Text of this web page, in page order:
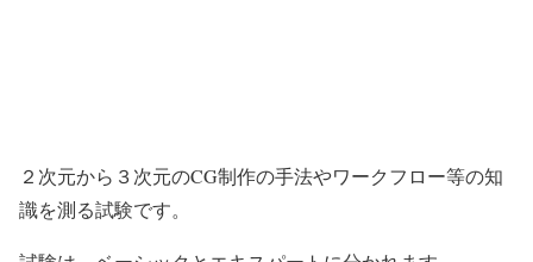
２次元から３次元のCG制作の手法やワークフロー等の知
識を測る試験です。